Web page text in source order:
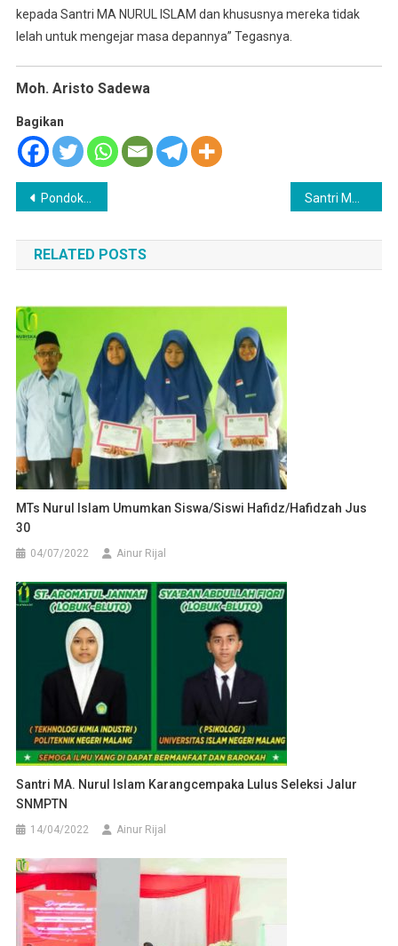
kepada Santri MA NURUL ISLAM dan khususnya mereka tidak
lelah untuk mengejar masa depannya” Tegasnya.
Moh. Aristo Sadewa
Bagikan
Navigasi
pos
Pondok Transit Nurul Islam merayakan Pontrans-fest III.
RELATED POSTS
MTs Nurul Islam Umumkan Siswa/Siswi Hafidz/Hafidzah Jus
30
04/07/2022 Ainur Rijal
Santri MA. Nurul Islam Karangcempaka Lulus Seleksi Jalur
SNMPTN
14/04/2022 Ainur Rijal